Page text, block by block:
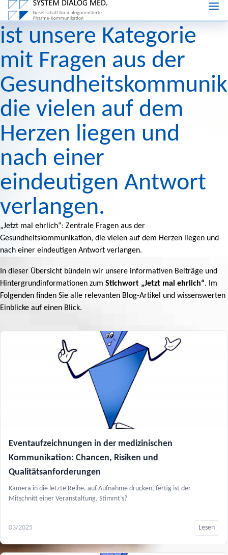
„Jetzt mal ehrlich …“,
ist unsere Kategorie
mit Fragen aus der
die vielen auf dem
Herzen liegen und
nach einer
eindeutigen Antwort
verlangen.
„Jetzt mal ehrlich“: Zentrale Fragen aus der
Gesundheitskommunikation, die vielen auf dem Herzen liegen und
nach einer eindeutigen Antwort verlangen.
In dieser Übersicht bündeln wir unsere informativen Beiträge und
Hintergrundinformationen zum Stichwort „Jetzt mal ehrlich“. Im
Folgenden finden Sie alle relevanten Blog-Artikel und wissenswerten
Einblicke auf einen Blick.
Eventaufzeichnungen in der medizinischen
Kommunikation: Chancen, Risiken und
Qualitätsanforderungen
Kamera in die letzte Reihe, auf Aufnahme drücken, fertig ist der
Mitschnitt einer Veranstaltung. Stimmt’s?
03/2025 Lesen